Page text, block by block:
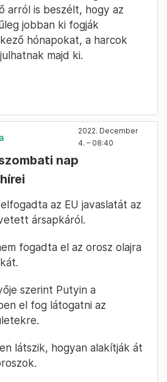
arról is beszélt, hogy az
jobban ki fogják
hónapokat, a harcok
majd ki.
2022. December
4. – 08:40
nap
az EU javaslatát az
ársapkáról.
fogadta el az orosz olajra
szerint Putyin a
el fog látogatni az
látszik, hogyan alakítják át